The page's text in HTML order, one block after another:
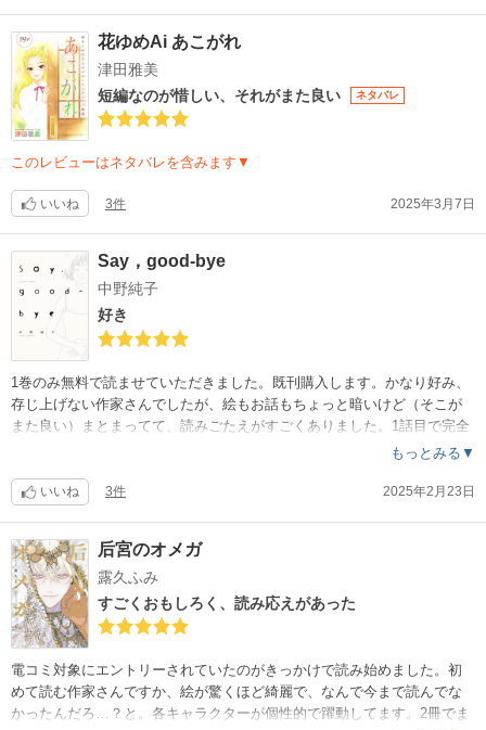
花ゆめAi あこがれ
津田雅美
短編なのが惜しい、それがまた良い
ネタバレ
このレビューはネタバレを含みます▼
いいね 3件 2025年3月7日
Say，good-bye
中野純子
好き
1巻のみ無料で読ませていただきました。既刊購入します。かなり好み、
存じ上げない作家さんでしたが、絵もお話もちょっと暗いけど（そこが
また良い）まとまってて、読みごたえがすごくありました。1話目で完全
にハマって、他の4つのお話もどれも良く、話の終わり方も好きです。
もっとみる▼
いいね 3件 2025年2月23日
后宮のオメガ
露久ふみ
すごくおもしろく、読み応えがあった
電コミ対象にエントリーされていたのがきっかけで読み始めました。初
めて読む作家さんですか、絵が驚くほど綺麗で、なんで今まで読んでな
かったんだろ…？と。各キャラクターが個性的で躍動してます。2冊でま